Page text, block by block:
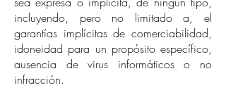
incluyendo, pero no limitado a, el
garantías implícitas de comerciabilidad,
idoneidad para un propósito específico,
ausencia de virus informáticos o no
infracción.